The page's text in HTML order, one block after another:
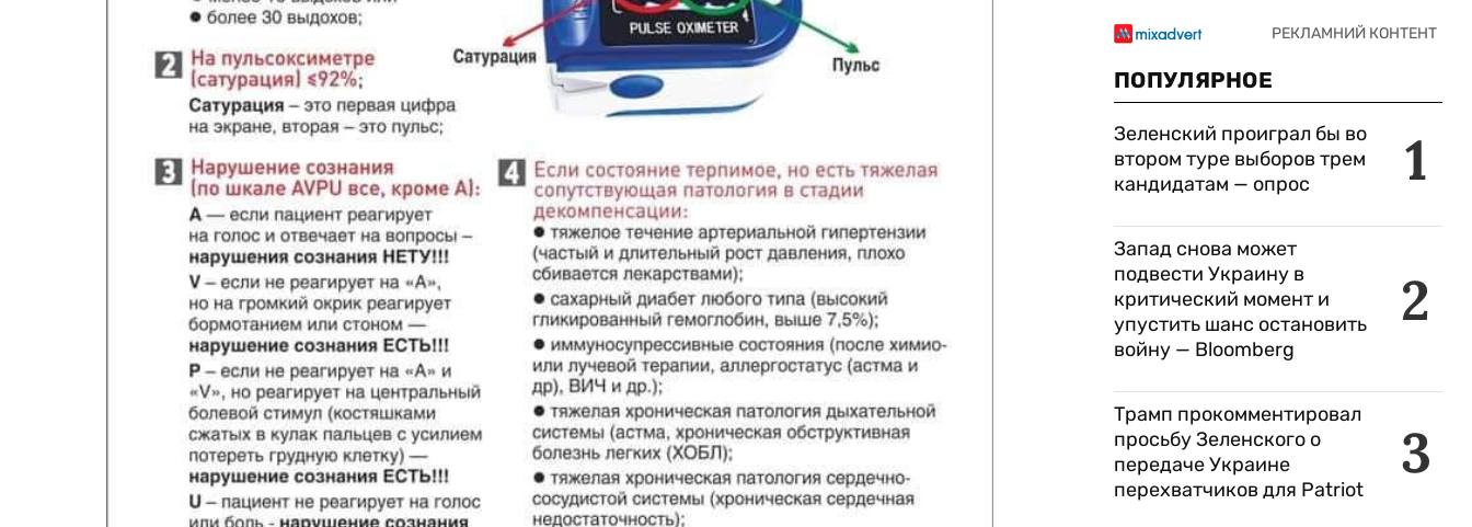
ПОПУЛЯРНОЕ
1
Зеленский проиграл бы во
втором туре выборов трем
кандидатам — опрос
2
Запад снова может
подвести Украину в
критический момент и
упустить шанс остановить
войну — Bloomberg
3
Трамп прокомментировал
просьбу Зеленского о
передаче Украине
перехватчиков для Patriot